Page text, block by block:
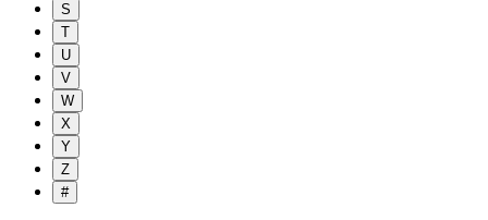
S
T
U
V
W
X
Y
Z
#